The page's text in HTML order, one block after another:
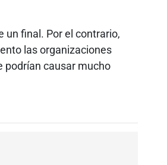
un final. Por el contrario,
las organizaciones
podrían causar mucho